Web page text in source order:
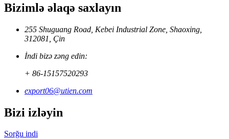
Bizimlə əlaqə saxlayın
255 Shuguang Road, Kebei Industrial Zone, Shaoxing,
312081, Çin
İndi bizə zəng edin:
+ 86-15157520293
export06@utien.com
Bizi izləyin
Sorğu indi